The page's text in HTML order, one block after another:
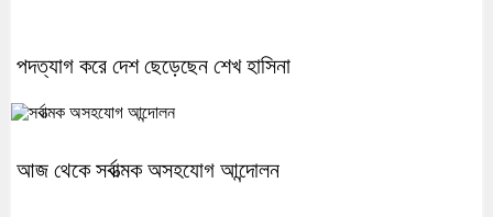
পদত্যাগ করে দেশ ছেড়েছেন শেখ হাসিনা
আজ থেকে সর্বাত্মক অসহযোগ আন্দোলন